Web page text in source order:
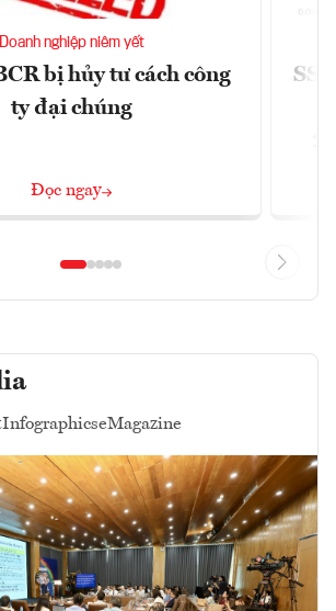
Doanh nghiệp niêm yết
bị hủy tư cách công
ty đại chúng
Đọc ngay
SSI
InfographicseMagazine